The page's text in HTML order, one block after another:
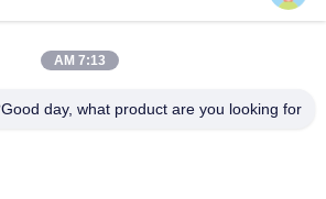
7:13 AM
Good day, what product are you looking for?